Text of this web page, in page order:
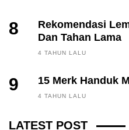
8
Rekomendasi
Dan Tahan Lama
4 TAHUN LALU
9 15 Merk Handuk
4 TAHUN LALU
LATEST POST
FINANCE, INVESTING